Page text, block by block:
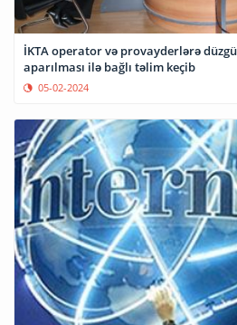
İKTA operator və provayderlərə
aparılması ilə bağlı təlim keçib
05-02-2024